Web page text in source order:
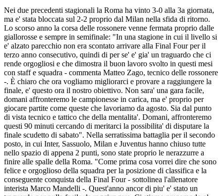
Nei due precedenti stagionali la Roma ha vinto 3-0 alla 3a giornata,
ma e' stata bloccata sul 2-2 proprio dal Milan nella sfida di ritorno.
Lo scorso anno la corsa delle rossonere venne fermata proprio dalle
giallorosse e sempre in semifinale: "In una stagione in cui il livello si
e' alzato parecchio non era scontato arrivare alla Final Four per il
terzo anno consecutivo, quindi di per se' e' gia' un traguardo che ci
rende orgogliosi e che dimostra il buon lavoro svolto in questi mesi
con staff e squadra - commenta Matteo Zago, tecnico delle rossonere
-. È chiaro che ora vogliamo migliorarci e provare a raggiungere la
finale, e' questo ora il nostro obiettivo. Non sara' una gara facile,
domani affronteremo le campionesse in carica, ma e' proprio per
giocare partite come queste che lavoriamo da agosto. Sia dal punto
di vista tecnico e tattico che della mentalita'. Domani, affronteremo
questi 90 minuti cercando di meritarci la possibilita' di disputare la
finale scudetto di sabato". Nella serratissima battaglia per il secondo
posto, in cui Inter, Sassuolo, Milan e Juventus hanno chiuso tutte
nello spazio di appena 2 punti, sono state proprio le nerazzurre a
finire alle spalle della Roma. "Come prima cosa vorrei dire che sono
felice e orgoglioso della squadra per la posizione di classifica e la
conseguente conquista della Final Four - sottolinea l'allenatore
interista Marco Mandelli -. Quest'anno ancor di piu' e' stato un